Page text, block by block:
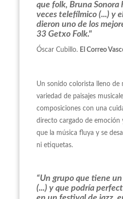
que folk, Bruna Sonora
veces telefílmico (...) y
dieron uno de los
33 Getxo Folk."
Óscar Cubillo. El Correo
Un sonido colorista lleno de
variedad de paisajes
composiciones con una
directo cargado de emoción
que la música fluya y se
ni etiquetas.
“Un grupo que tiene
(...) y que podría